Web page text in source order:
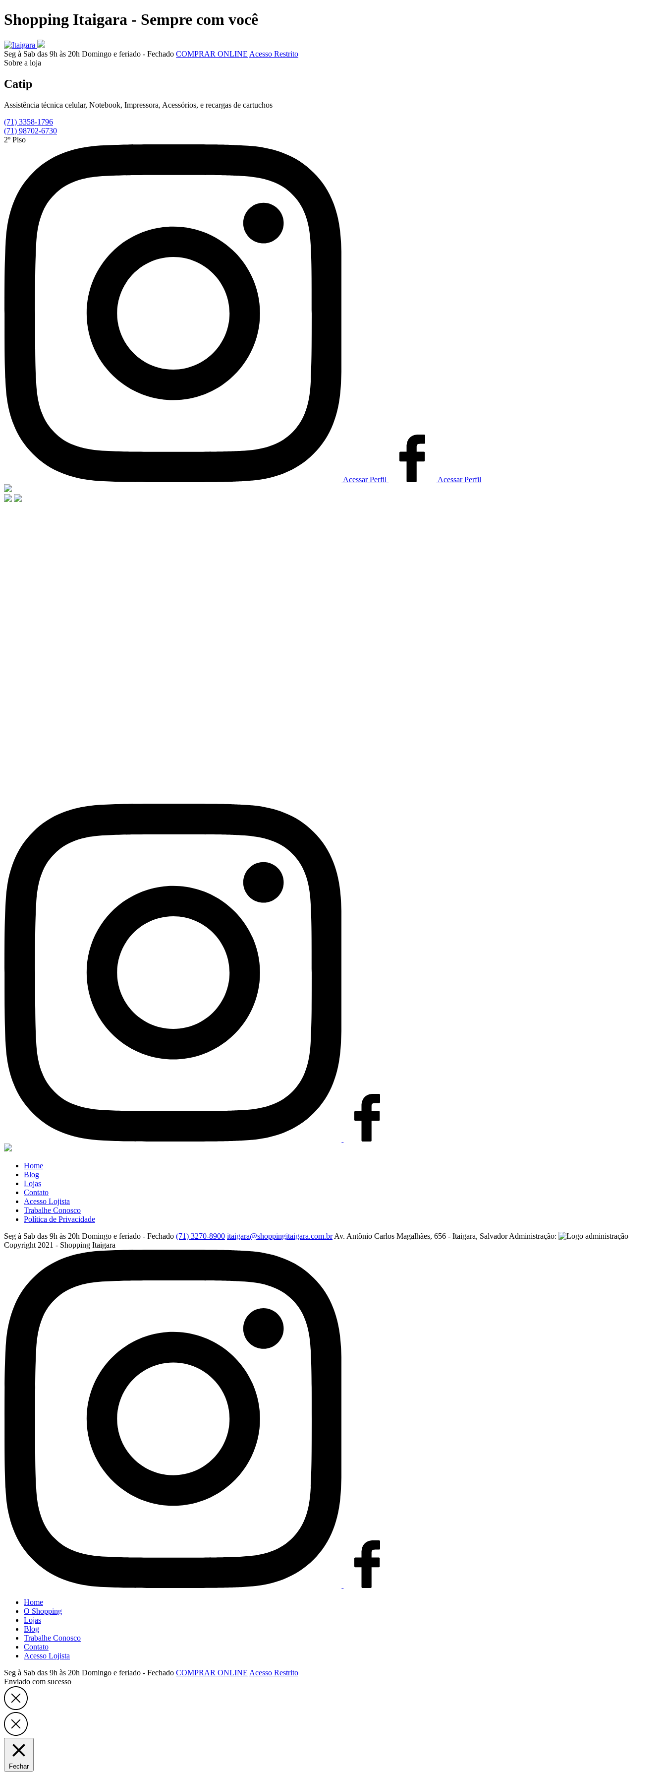
Shopping Itaigara - Sempre com você
Seg à Sab das 9h às 20h Domingo e feriado - Fechado COMPRAR ONLINE Acesso Restrito
Sobre a loja
Catip
Assistência técnica celular, Notebook, Impressora, Acessórios, e recargas de cartuchos
(71) 3358-1796
(71) 98702-6730
2º Piso
Acessar Perfil Acessar Perfil
Home
Blog
Lojas
Contato
Acesso Lojista
Trabalhe Conosco
Política de Privacidade
Seg à Sab das 9h às 20h Domingo e feriado - Fechado (71) 3270-8900 itaigara@shoppingitaigara.com.br Av. Antônio Carlos Magalhães, 656 - Itaigara, Salvador Administração:
Copyright 2021 - Shopping Itaigara
Home
O Shopping
Lojas
Blog
Trabalhe Conosco
Contato
Acesso Lojista
Seg à Sab das 9h às 20h Domingo e feriado - Fechado COMPRAR ONLINE Acesso Restrito
Enviado com sucesso
Fechar